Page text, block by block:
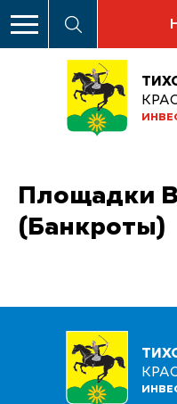
Площадки
(Банкроты)